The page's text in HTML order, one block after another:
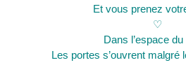
Et vous prenez
♡
Dans l’espace
Les portes s’ouvrent malgré